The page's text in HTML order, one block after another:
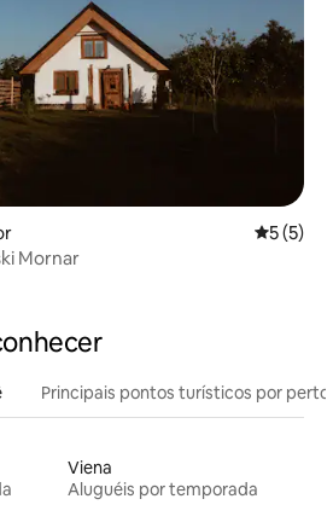
5 de
5 (5)
Mornar
Principais pontos turísticos por perto
Viena
Aluguéis por temporada